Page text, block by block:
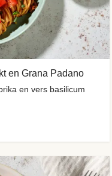
en Grana Padano
en vers basilicum